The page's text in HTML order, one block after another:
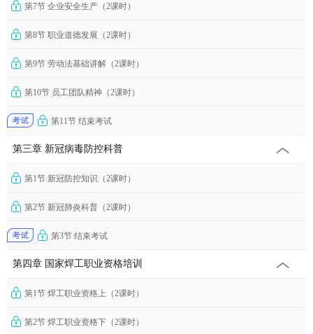
第7节 企业安全生产（2课时）
第8节 职业道德发展（2课时）
第9节 劳动法基础讲解（2课时）
第10节 员工团队精神（2课时）
第11节 结束考试
第三章 新冠病毒防控科普
第1节 新冠防控知识（2课时）
第2节 新冠肺炎科普（2课时）
第3节 结束考试
第四章 国家焊工职业资格培训
第1节 焊工职业资格上（2课时）
第2节 焊工职业资格下（2课时）